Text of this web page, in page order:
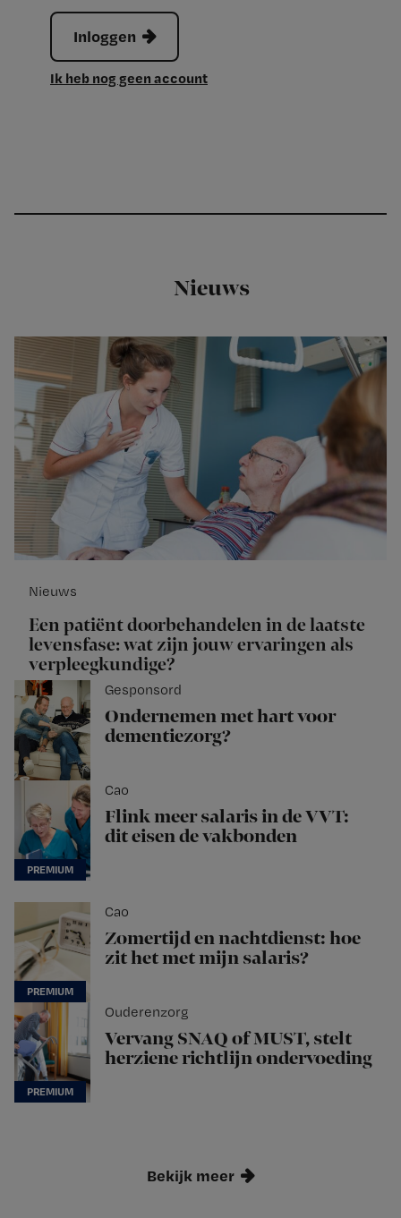
Inloggen
Ik heb nog geen account
Nieuws
Nieuws
Een patiënt doorbehandelen in de laatste
levensfase: wat zijn jouw ervaringen als
verpleegkundige?
Gesponsord
Ondernemen met hart voor
dementiezorg?
Cao
Flink meer salaris in de VVT:
dit eisen de vakbonden
Cao
Zomertijd en nachtdienst: hoe
zit het met mijn salaris?
Ouderenzorg
Vervang SNAQ of MUST, stelt
herziene richtlijn ondervoeding
Bekijk meer